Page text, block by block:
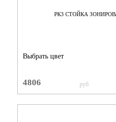
РК3 СТОЙКА
Выбрать цвет
4806 руб